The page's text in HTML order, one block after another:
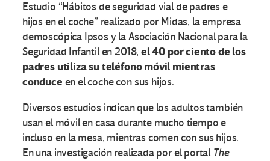
Estudio “Hábitos de seguridad vial de padres e
hijos en el coche” realizado por Midas, la empresa
demoscópica Ipsos y la Asociación Nacional para la
Seguridad Infantil en 2018, el 40 por ciento de los
padres utiliza su teléfono móvil mientras
conduce en el coche con sus hijos.
Diversos estudios indican que los adultos también
usan el móvil en casa durante mucho tiempo e
incluso en la mesa, mientras comen con sus hijos.
En una investigación realizada por el portal The